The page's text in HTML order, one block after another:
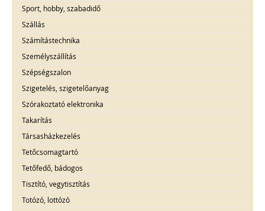
Sport, hobby, szabadidő
Szállás
Számítástechnika
Személyszállítás
Szépségszalon
Szigetelés, szigetelőanyag
Szórakoztató elektronika
Takarítás
Társasházkezelés
Tetőcsomagtartó
Tetőfedő, bádogos
Tisztító, vegytisztítás
Totózó, lottózó